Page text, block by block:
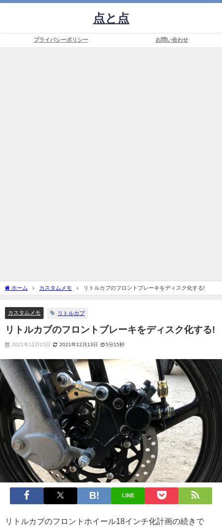
点と点
プライバシーポリシー お問い合わせ
ホーム カスタムメモ リトルカブのフロントブレーキをディスク化する!
カスタムメモ リトルカブ
リトルカブのフロントブレーキをディスク化する!
2021年12月13日 2021年12月13日 5分15秒
LINE
リトルカブのフロントホイール18インチ化計画の続きで